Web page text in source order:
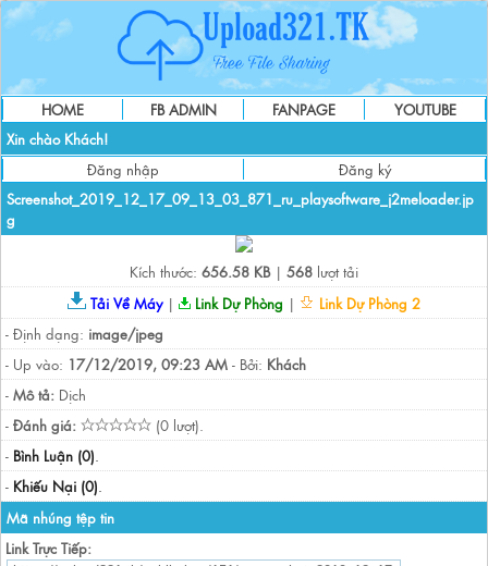
HOME FB ADMIN FANPAGE
YOUTUBE
Xin chào Khách!
Đăng nhập
Đăng ký
Screenshot_2019_12_17_09_13_03_871_ru_playsoftware_j2meloader.jp
g
Kích thước: 656.58 KB| 568 lượt tải
Tải Về Máy| Link Dự Phòng |
Link Dự Phòng 2
- Định dạng: image/jpeg
- Up vào: 17/12/2019, 09:23 AM - Bởi: Khách
- Mô tả: Dịch
- Đánh giá:
(0 lượt).
- Bình Luận (0).
- Khiếu Nại (0).
Mã nhúng tệp tin
Link Trực Tiếp: